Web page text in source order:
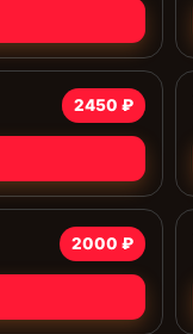
2450 ₽
2000 ₽